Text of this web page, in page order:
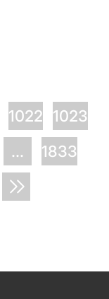
1022
1023
...
1833